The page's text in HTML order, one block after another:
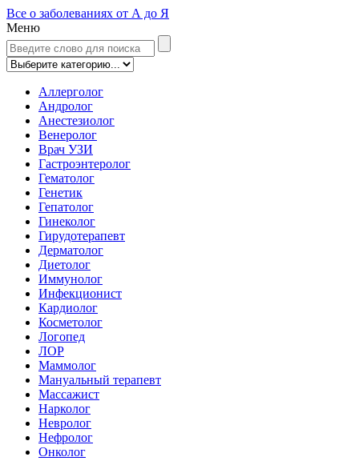
Все о заболеваниях от А до Я
Меню
Аллерголог
Андролог
Анестезиолог
Венеролог
Врач УЗИ
Гастроэнтеролог
Гематолог
Генетик
Гепатолог
Гинеколог
Гирудотерапевт
Дерматолог
Диетолог
Иммунолог
Инфекционист
Кардиолог
Косметолог
Логопед
ЛОР
Маммолог
Мануальный терапевт
Массажист
Нарколог
Невролог
Нефролог
Онколог